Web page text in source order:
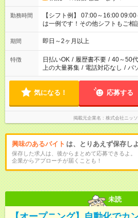
勤務時間
【シフト例】 07:00～16:00 09:00～
は一例です！その他シフトもご相
期間 即日～2ヶ月以上
特徴 日払いOK / 履歴書不要 / 40～50
上の大量募集 / 電話対応なし / パ
気になる！ 応募する
掲載元企業名 株式会社ニッ
興味のあるバイト は、とりあえず保存し
保存した求人は、後からまとめて応募できるよ。
企業からアプローチが届くことも！
未読